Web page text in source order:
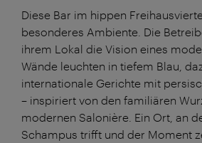
Diese Bar im hippen
besonderes Ambiente. Die
ihrem Lokal die Vision eines
Wände leuchten in tiefem Blau,
internationale Gerichte mit
– inspiriert von den familiären
modernen Salonière. Ein Ort, an
Schampus trifft und der Moment